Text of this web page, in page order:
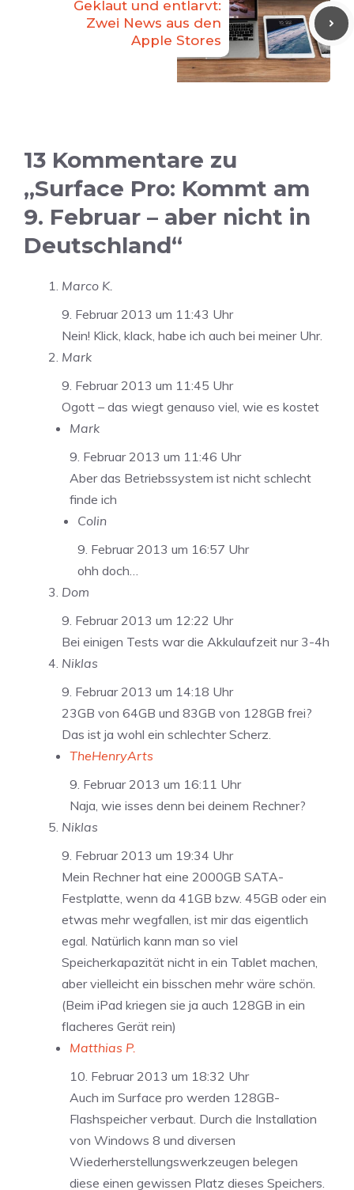
Geklaut und entlarvt:
Zwei News aus den
Apple Stores
13 Kommentare zu
„Surface Pro: Kommt am
9. Februar – aber nicht in
Deutschland“
Marco K.
9. Februar 2013 um 11:43 Uhr
Nein! Klick, klack, habe ich auch bei meiner Uhr.
Mark
9. Februar 2013 um 11:45 Uhr
Ogott – das wiegt genauso viel, wie es kostet
Mark
9. Februar 2013 um 11:46 Uhr
Aber das Betriebssystem ist nicht schlecht
finde ich
Colin
9. Februar 2013 um 16:57 Uhr
ohh doch…
Dom
9. Februar 2013 um 12:22 Uhr
Bei einigen Tests war die Akkulaufzeit nur 3-4h
Niklas
9. Februar 2013 um 14:18 Uhr
23GB von 64GB und 83GB von 128GB frei?
Das ist ja wohl ein schlechter Scherz.
TheHenryArts
9. Februar 2013 um 16:11 Uhr
Naja, wie isses denn bei deinem Rechner?
Niklas
9. Februar 2013 um 19:34 Uhr
Mein Rechner hat eine 2000GB SATA-
Festplatte, wenn da 41GB bzw. 45GB oder ein
etwas mehr wegfallen, ist mir das eigentlich
egal. Natürlich kann man so viel
Speicherkapazität nicht in ein Tablet machen,
aber vielleicht ein bisschen mehr wäre schön.
(Beim iPad kriegen sie ja auch 128GB in ein
flacheres Gerät rein)
Matthias P.
10. Februar 2013 um 18:32 Uhr
Auch im Surface pro werden 128GB-
Flashspeicher verbaut. Durch die Installation
von Windows 8 und diversen
Wiederherstellungswerkzeugen belegen
diese einen gewissen Platz dieses Speichers.